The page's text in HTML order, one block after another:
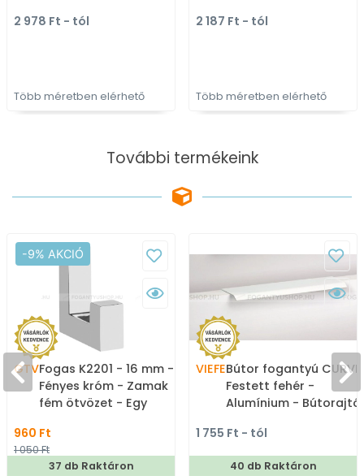
gombfogantyú,
2 978 Ft - tól
Több méretben elérhető
bútorgomb
2 187 Ft - tól
Több méretben elérhető
További termékeink
-9% AKCIÓ
GTVFogas K2201 - 16 mm -
Fényes króm - Zamak
fém ötvözet - Egy
960 Ft
1 050 Ft
37 db Raktáron
VIEFEBútor fogantyú
Festett fehér -
Alumínium - Bútorajtó
fém fogantyú
1 755 Ft - tól
40 db Raktáron